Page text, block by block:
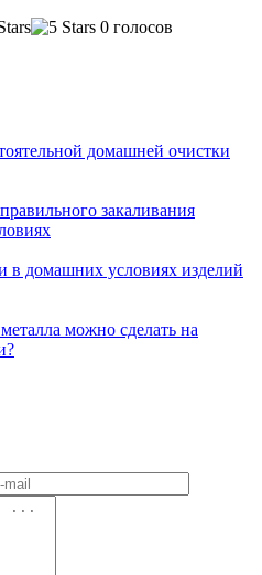
0 голосов
домашней очистки
закаливания
в домашних условиях изделий
можно сделать на